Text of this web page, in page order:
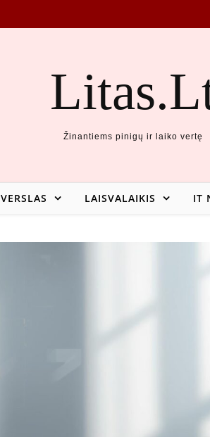
Žinantiems pinigų ir laiko vertę
VERSLAS LAISVALAIKIS IT